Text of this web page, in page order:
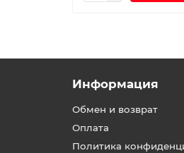
Информация
Обмен и возврат
Оплата
Политика